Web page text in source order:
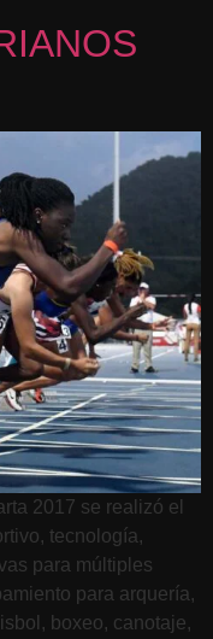
2017 se realizó el
tecnología,
para múltiples
para arquería,
boxeo, canotaje,